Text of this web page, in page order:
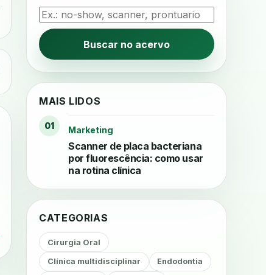
Buscar no acervo
MAIS LIDOS
01 Marketing
Scanner de placa bacteriana
por fluorescência: como usar
na rotina clínica
CATEGORIAS
Cirurgia Oral
Clínica multidisciplinar Endodontia